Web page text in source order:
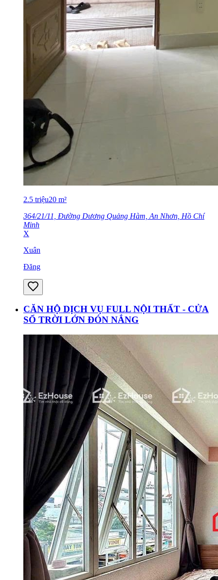
2.5 triệu20 m²
364/21/11, Đường Dương Quảng Hàm, An Nhơn, Hồ Chí
Minh
X
Xuân
Đăng
CĂN HỘ DỊCH VỤ FULL NỘI THẤT - CỬA
SỔ TRỜI LỚN ĐÓN NẮNG